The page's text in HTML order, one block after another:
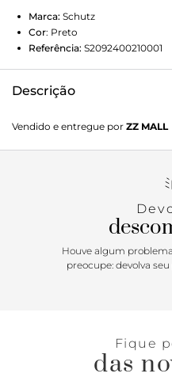
Marca: Schutz
Cor: Preto
Referência: S2092400210001
Descrição
sofisticado e atemporal, as
ideal.
Vendido e entregue por ZZ MALL
Houve algum
preocupe: devolva
Fique
das